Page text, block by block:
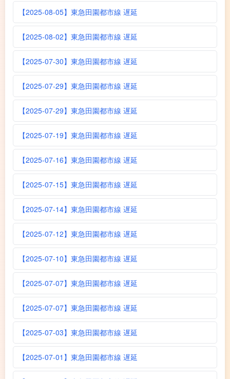
【2025-08-05】東急田園都市線 遅延
【2025-08-02】東急田園都市線 遅延
【2025-07-30】東急田園都市線 遅延
【2025-07-29】東急田園都市線 遅延
【2025-07-29】東急田園都市線 遅延
【2025-07-19】東急田園都市線 遅延
【2025-07-16】東急田園都市線 遅延
【2025-07-15】東急田園都市線 遅延
【2025-07-14】東急田園都市線 遅延
【2025-07-12】東急田園都市線 遅延
【2025-07-10】東急田園都市線 遅延
【2025-07-07】東急田園都市線 遅延
【2025-07-07】東急田園都市線 遅延
【2025-07-03】東急田園都市線 遅延
【2025-07-01】東急田園都市線 遅延